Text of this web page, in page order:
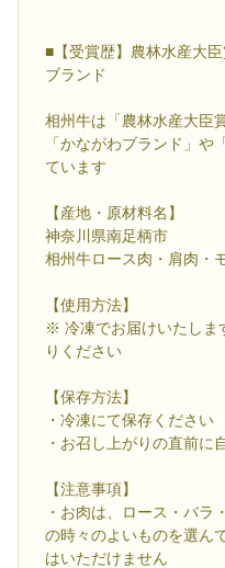
■【受賞歴】農林水産大
ブランド
相州牛は「農林水産大臣
「かながわブランド」
ています
【産地・原材料名】
神奈川県南足柄市
相州牛ロース肉・肩肉・
【使用方法】
※ 冷凍でお届けいたしま
りください
【保存方法】
・冷凍にて保存ください
・お召し上がりの直前に
【注意事項】
・お肉は、ロース・バラ
の時々のよいものを選ん
はいただけません